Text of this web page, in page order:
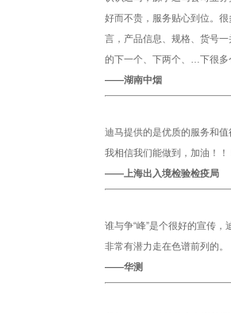
好而不贵，服务贴心到位。
言，产品信息、规格、货号
的下一个、下两个、…下很多
——湖南中烟
迪马提供的是优质的服务和
我相信我们能做到，加油！！
——上海出入境检验检疫局
谁与争“峰”是个很好的宣传
非常有潜力走在色谱前列的。
——华测